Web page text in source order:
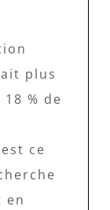
plus
% de
ce
en